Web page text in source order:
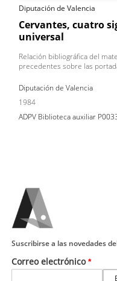
Diputación de Valencia
Cervantes, cuatro
universal
Relación bibliográfica del
precedentes sobre las
Diputación de Valencia
1984
ADPV Biblioteca auxiliar
Correo electrónico
Suscribirse a las novedades